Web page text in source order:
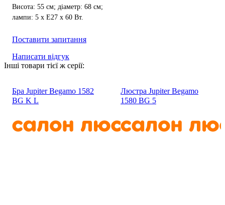
Висота: 55 см; діаметр: 68 см;
лампи: 5 х Е27 х 60 Вт.
Поставити запитання
Написати відгук
Інші товари тієї ж серії:
Бра Jupiter Begamo 1582
BG K L
Люстра Jupiter Begamo
1580 BG 5